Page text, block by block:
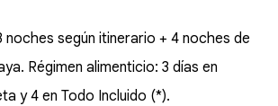
noches según itinerario + 4 noches de
Régimen alimenticio: 3 días en
y 4 en Todo Incluido (*).